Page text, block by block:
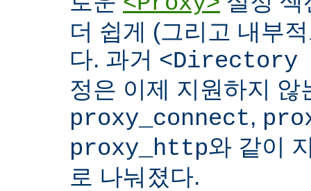
더 쉽게 (그리고 내부
다. 과거
정은 이제 지원하지 않
proxy_connect,
proxy_http와 같이
로 나눠졌다.